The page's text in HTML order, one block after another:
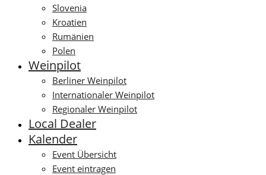
Slovenia
Kroatien
Rumänien
Polen
Weinpilot
Berliner Weinpilot
Internationaler Weinpilot
Regionaler Weinpilot
Local Dealer
Kalender
Event Übersicht
Event eintragen